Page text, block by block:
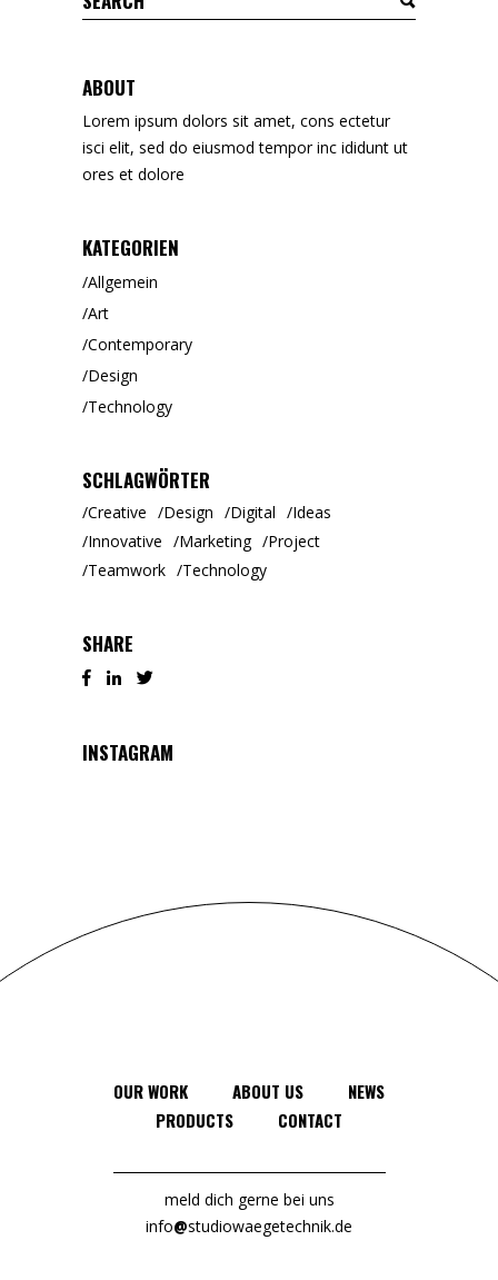
ABOUT
Lorem ipsum dolors sit amet, cons ectetur
isci elit, sed do eiusmod tempor inc ididunt ut
ores et dolore
KATEGORIEN
Allgemein
Art
Contemporary
Design
Technology
SCHLAGWÖRTER
Creative Design Digital
Ideas
Innovative
Marketing
Project
Teamwork
Technology
SHARE
INSTAGRAM
OUR WORK ABOUT US
NEWS
PRODUCTS
CONTACT
meld dich gerne bei uns
info@studiowaegetechnik.de